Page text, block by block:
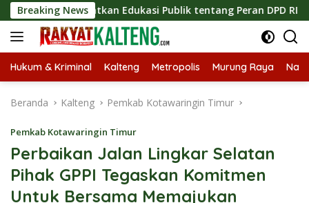
Langsung
ke
konten
Breaking News
Tingkatkan Edukasi Publik tentang Peran DPD RI
Hukum & Kriminal Kalteng Metropolis Murung Raya
Beranda Kalteng Pemkab Kotawaringin Timur
Pemkab Kotawaringin Timur
Perbaikan Jalan Lingkar Selatan
Pihak GPPI Tegaskan Komitmen
Untuk Bersama Memajukan